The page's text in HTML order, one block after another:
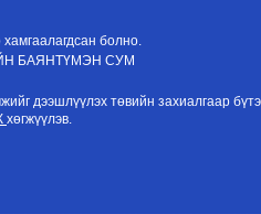
хамгаалагдсан болно.
БАЯНТҮМЭН СУМ
дээшлүүлэх төвийн захиалгаар
хөгжүүлэв.